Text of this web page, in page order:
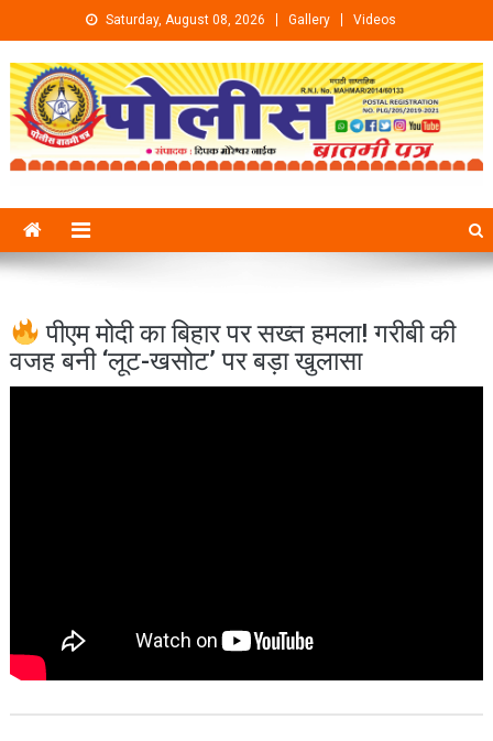
Skip to content Saturday, August 08, 2026 Gallery Videos
पीएम मोदी का बिहार पर सख्त हमला! गरीबी की
वजह बनी ‘लूट-खसोट’ पर बड़ा खुलासा